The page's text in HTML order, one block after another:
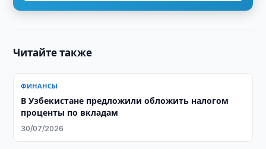
Читайте также
ФИНАНСЫ
В Узбекистане предложили обложить налогом
проценты по вкладам
30/07/2026